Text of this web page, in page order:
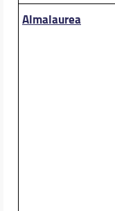
Almalaurea